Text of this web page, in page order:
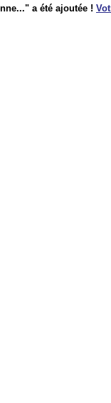
a été ajoutée !